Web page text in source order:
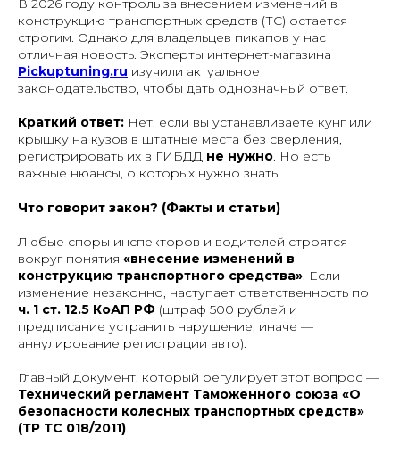
В 2026 году контроль за внесением изменений в
конструкцию транспортных средств (ТС) остается
строгим. Однако для владельцев пикапов у нас
отличная новость. Эксперты интернет-магазина
Pickuptuning.ru изучили актуальное
законодательство, чтобы дать однозначный ответ.
Краткий ответ: Нет, если вы устанавливаете кунг или
крышку на кузов в штатные места без сверления,
регистрировать их в ГИБДД не нужно. Но есть
важные нюансы, о которых нужно знать.
Что говорит закон? (Факты и статьи)
Любые споры инспекторов и водителей строятся
вокруг понятия «внесение изменений в
конструкцию транспортного средства». Если
изменение незаконно, наступает ответственность по
ч. 1 ст. 12.5 КоАП РФ (штраф 500 рублей и
предписание устранить нарушение, иначе —
аннулирование регистрации авто).
Главный документ, который регулирует этот вопрос —
Технический регламент Таможенного союза «О
безопасности колесных транспортных средств»
(ТР ТС 018/2011).